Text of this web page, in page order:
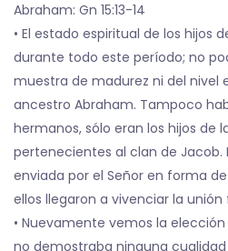
Abraham: Gn 15:13-14
• El estado espiritual de los hijos
durante todo este período; no
muestra de madurez ni del nivel
ancestro Abraham. Tampoco
hermanos, sólo eran los hijos de
pertenecientes al clan de Jacob.
enviada por el Señor en forma
ellos llegaron a vivenciar la unión
• Nuevamente vemos la
no demostraba ninguna